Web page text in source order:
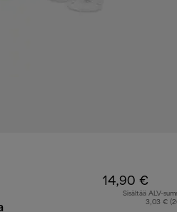
14,90 €
Sisältää ALV-
3,03 €